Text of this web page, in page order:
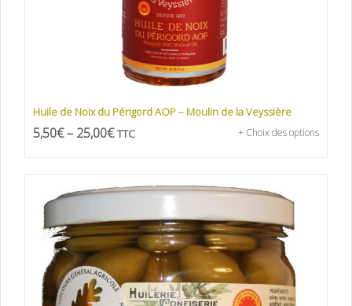
Huile de Noix du Périgord AOP – Moulin de la Veyssière
5,50€– 25,00€ TTC + Choix des options